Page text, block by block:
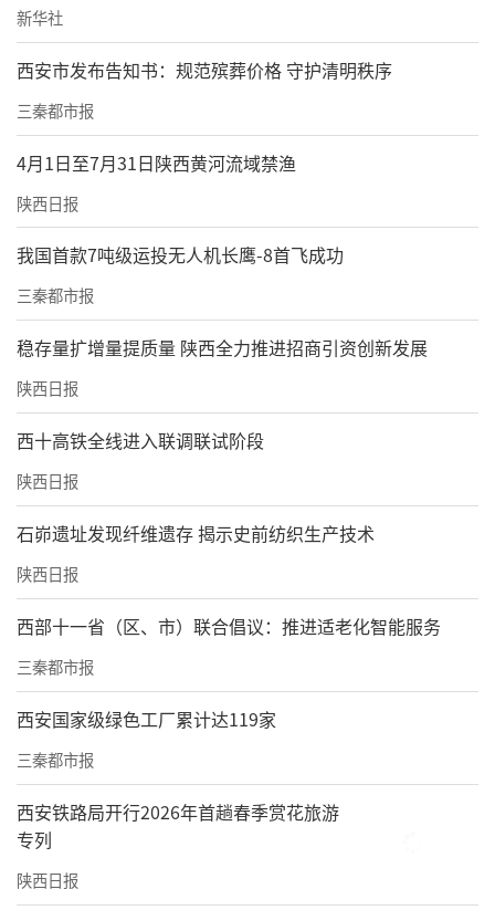
新华社
西安市发布告知书：规范殡葬价格 守护清明秩序
三秦都市报
4月1日至7月31日陕西黄河流域禁渔
陕西日报
我国首款7吨级运投无人机长鹰-8首飞成功
三秦都市报
稳存量扩增量提质量 陕西全力推进招商引资创新发展
陕西日报
西十高铁全线进入联调联试阶段
陕西日报
石峁遗址发现纤维遗存 揭示史前纺织生产技术
陕西日报
西部十一省（区、市）联合倡议：推进适老化智能服务
三秦都市报
西安国家级绿色工厂累计达119家
三秦都市报
西安铁路局开行2026年首趟春季赏花旅游
专列
陕西日报